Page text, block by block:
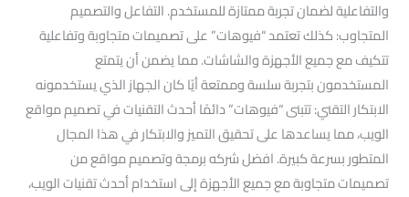
والتفاعلية لضمان تجربة ممتازة للمستخدم. التفاعل والتصميم
المتجاوب: كذلك تعتمد “فيوهات” على تصميمات متجاوبة وتفاعلية
تتكيف مع جميع الأجهزة والشاشات. مما يضمن أن يتمتع
المستخدمون بتجربة سلسة وممتعة أيًا كان الجهاز الذي يستخدمونه
الابتكار التقني: تتبنى “فيوهات” دائمًا أحدث التقنيات في تصميم مواقع
الويب، مما يساعدها على تحقيق التميز والابتكار في هذا المجال
المتطور بسرعة كبيرة. افضل شركه برمجة وتصميم مواقع من
تصميمات متجاوبة مع جميع الأجهزة إلى استخدام أحدث تقنيات الويب،